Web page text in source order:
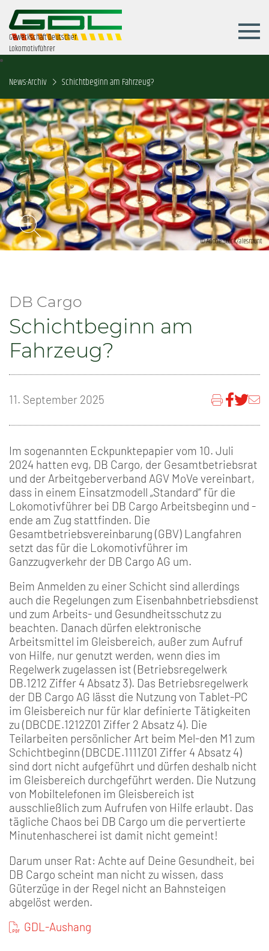
Gewerkschaft Deutscher
Lokomotivführer
News-Archiv Schichtbeginn am Fahrzeug?
DB Cargo
Schichtbeginn am
Fahrzeug?
11. September 2025
Im sogenannten Eckpunktepapier vom 10. Juli
2024 hatten evg, DB Cargo, der Gesamtbetriebsrat
und der Arbeitgeberverband AGV MoVe vereinbart,
dass in einem Einsatzmodell „Standard“ für die
Lokomotivführer bei DB Cargo Arbeitsbeginn und -
ende am Zug stattfinden. Die
Gesamtbetriebsvereinbarung (GBV) Langfahren
setzt das für die Lokomotivführer im
Ganzzugverkehr der DB Cargo AG um.
Beim Anmelden zu einer Schicht sind allerdings
auch die Regelungen zum Eisenbahnbetriebsdienst
und zum Arbeits- und Gesundheitsschutz zu
beachten. Danach dürfen elektronische
Arbeitsmittel im Gleisbereich, außer zum Aufruf
von Hilfe, nur genutzt werden, wenn dies im
Regelwerk zugelassen ist (Betriebsregelwerk
DB.1212 Ziffer 4 Absatz 3). Das Betriebsregelwerk
der DB Cargo AG lässt die Nutzung von Tablet-PC
im Gleisbereich nur für klar definierte Tätigkeiten
zu (DBCDE.1212Z01 Ziffer 2 Absatz 4). Die
Teilarbeiten persönlicher Art beim Mel-den M1 zum
Schichtbeginn (DBCDE.1111Z01 Ziffer 4 Absatz 4)
sind dort nicht aufgeführt und dürfen deshalb nicht
im Gleisbereich durchgeführt werden. Die Nutzung
von Mobiltelefonen im Gleisbereich ist
ausschließlich zum Aufrufen von Hilfe erlaubt. Das
tägliche Chaos bei DB Cargo um die pervertierte
Minutenhascherei ist damit nicht gemeint!
Darum unser Rat: Achte auf Deine Gesundheit, bei
DB Cargo scheint man nicht zu wissen, dass
Güterzüge in der Regel nicht an Bahnsteigen
abgelöst werden.
GDL-Aushang